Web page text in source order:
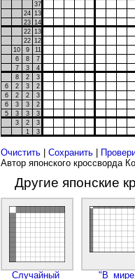
37
24 13
23 14
22 13
22 12
10
9
11
6
8
7
7
3
4
8
2
3
6
2 3
2
6
2 2
3
6
3 3
2
5
3 3
3
3
2
3
1
3
Очистить Сохранить
Автор японского кроссворда
Другие японские
Случайный "В мире